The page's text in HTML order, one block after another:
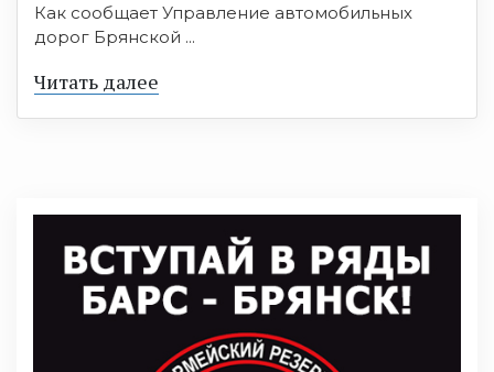
Как сообщает Управление автомобильных
дорог Брянской ...
Читать далее